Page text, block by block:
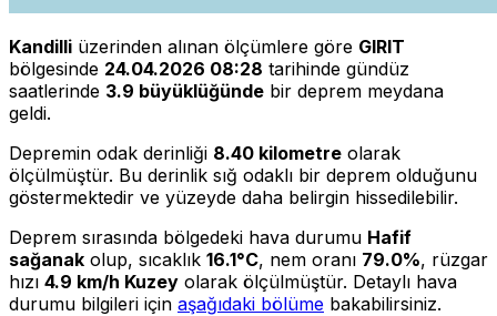
Kandilli üzerinden alınan ölçümlere göre GIRIT
bölgesinde 24.04.2026 08:28 tarihinde gündüz
saatlerinde 3.9 büyüklüğünde bir deprem meydana
geldi.
Depremin odak derinliği 8.40 kilometre olarak
ölçülmüştür. Bu derinlik sığ odaklı bir deprem olduğunu
göstermektedir ve yüzeyde daha belirgin hissedilebilir.
Deprem sırasında bölgedeki hava durumu Hafif
sağanak olup, sıcaklık 16.1°C, nem oranı 79.0%, rüzgar
hızı 4.9 km/h Kuzey olarak ölçülmüştür. Detaylı hava
durumu bilgileri için aşağıdaki bölüme bakabilirsiniz.